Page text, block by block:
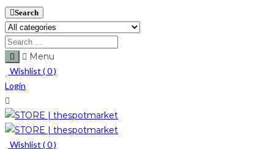
Search
Menu
Wishlist (0)
Login
Wishlist (0)